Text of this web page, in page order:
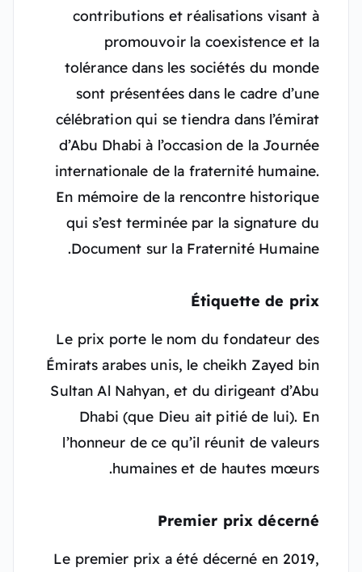
contributions et réalisations visant à
promouvoir la coexistence et la
tolérance dans les sociétés du monde
sont présentées dans le cadre d’une
célébration qui se tiendra dans l’émirat
d’Abu Dhabi à l’occasion de la Journée
internationale de la fraternité humaine.
En mémoire de la rencontre historique
qui s’est terminée par la signature du
Document sur la Fraternité Humaine.
Étiquette de prix
Le prix porte le nom du fondateur des
Émirats arabes unis, le cheikh Zayed bin
Sultan Al Nahyan, et du dirigeant d’Abu
Dhabi (que Dieu ait pitié de lui). En
l’honneur de ce qu’il réunit de valeurs
humaines et de hautes mœurs.
Premier prix décerné
Le premier prix a été décerné en 2019,